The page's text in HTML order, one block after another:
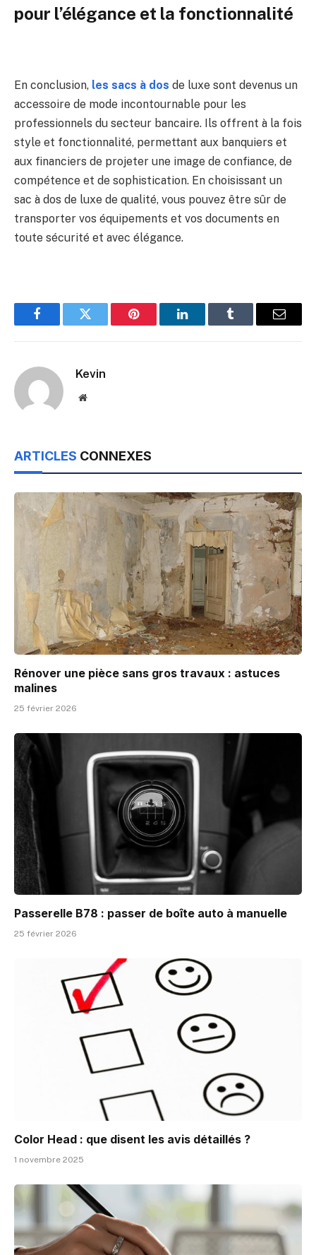
pour l’élégance et la fonctionnalité
En conclusion, les sacs à dos de luxe sont devenus un
accessoire de mode incontournable pour les
professionnels du secteur bancaire. Ils offrent à la fois
style et fonctionnalité, permettant aux banquiers et
aux financiers de projeter une image de confiance, de
compétence et de sophistication. En choisissant un
sac à dos de luxe de qualité, vous pouvez être sûr de
transporter vos équipements et vos documents en
toute sécurité et avec élégance.
FacebookTwitter Pinterest LinkedInTumblr Email
Kevin
Website
ARTICLES CONNEXES
Rénover une pièce sans gros travaux : astuces
malines
25 février 2026
Passerelle B78 : passer de boîte auto à manuelle
25 février 2026
Color Head : que disent les avis détaillés ?
1 novembre 2025